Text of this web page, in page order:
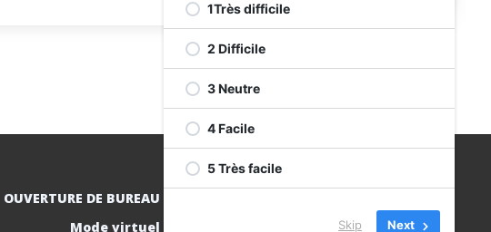
OUVERTURE DE BUREAU
Mode virtuel
1Très difficile
2 Difficile
3 Neutre
4 Facile
5 Très facile
Skip Next